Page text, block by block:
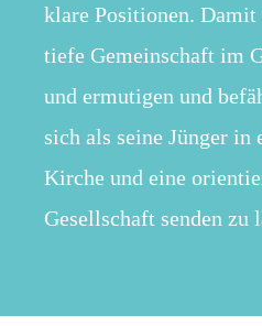
klare Positionen.
tiefe Gemeinschaft im
und ermutigen und
sich als seine Jünger in
Kirche und eine
Gesellschaft senden zu